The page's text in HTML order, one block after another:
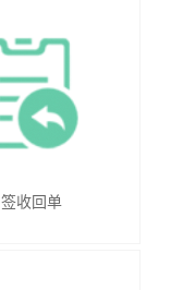
签收回单